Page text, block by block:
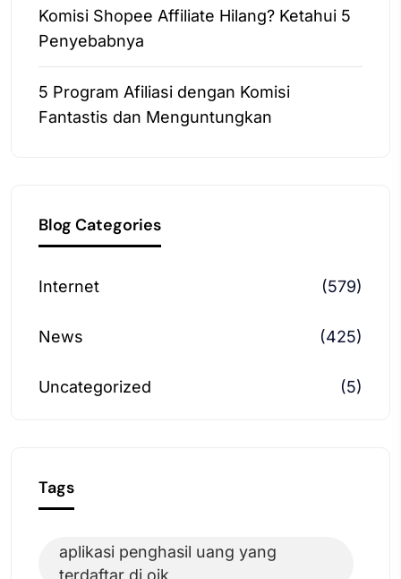
Komisi Shopee Affiliate Hilang? Ketahui 5
Penyebabnya
5 Program Afiliasi dengan Komisi
Fantastis dan Menguntungkan
Blog Categories
Internet (579)
News (425)
Uncategorized (5)
Tags
aplikasi penghasil uang yang
terdaftar di ojk